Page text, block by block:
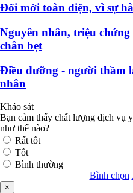
Đổi mới toàn diện, vì sự
Nguyên nhân, triệu
chân bẹt
Điều dưỡng - người thầm
nhân
Khảo sát
Bạn cảm thấy chất lượng dịch vụ
như thế nào?
Rất tốt
Tốt
Bình thường
Bình chọn
×